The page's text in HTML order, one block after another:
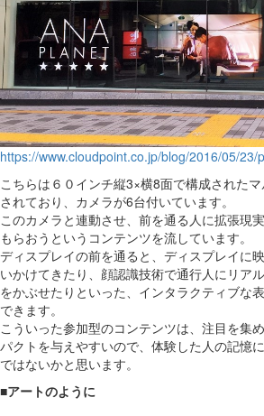
https://www.cloudpoint.co.jp/blog/2016/05/23/
こちらは６０インチ縦3×横8面で構成された
されており、カメラが6台付いています。
このカメラと連動させ、前を通る人に拡張現
もらおうというコンテンツを流しています。
ディスプレイの前を通ると、ディスプレイに
いかけてきたり、顔認識技術で通行人にリア
をかぶせたりといった、インタラクティブな
できます。
こういった参加型のコンテンツは、注目を集
パクトを与えやすいので、体験した人の記憶
ではないかと思います。
■アートのように